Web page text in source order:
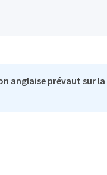
anglaise prévaut sur la